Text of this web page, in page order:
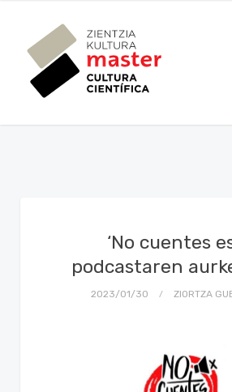
‘No cuentes
podcastaren
2023/01/30 ZIORTZA